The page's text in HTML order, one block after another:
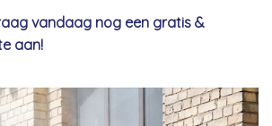
vandaag nog een gratis &
aan!